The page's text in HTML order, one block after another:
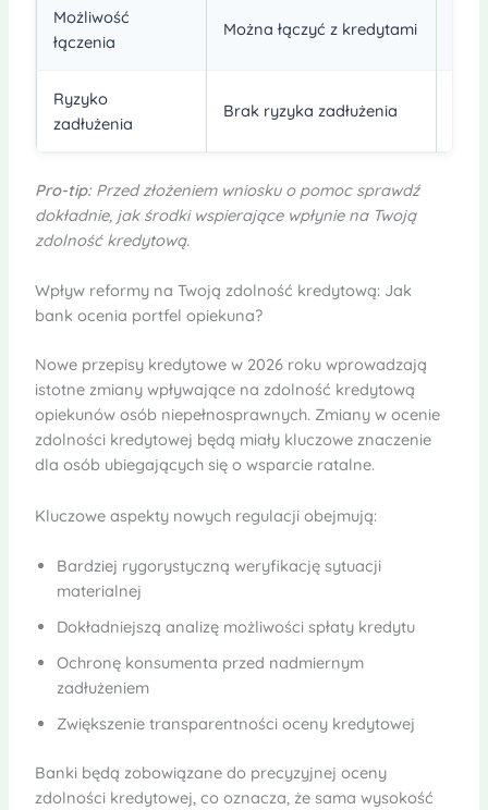
Możliwość
łączenia
Można łączyć z kredytami
Ryzyko
zadłużenia
Brak ryzyka zadłużenia
Pro-tip: Przed złożeniem wniosku o pomoc sprawdź
dokładnie, jak środki wspierające wpłynie na Twoją
zdolność kredytową.
Wpływ reformy na Twoją zdolność kredytową: Jak
bank ocenia portfel opiekuna?
Nowe przepisy kredytowe w 2026 roku wprowadzają
istotne zmiany wpływające na zdolność kredytową
opiekunów osób niepełnosprawnych. Zmiany w ocenie
zdolności kredytowej będą miały kluczowe znaczenie
dla osób ubiegających się o wsparcie ratalne.
Kluczowe aspekty nowych regulacji obejmują:
Bardziej rygorystyczną weryfikację sytuacji
materialnej
Dokładniejszą analizę możliwości spłaty kredytu
Ochronę konsumenta przed nadmiernym
zadłużeniem
Zwiększenie transparentności oceny kredytowej
Banki będą zobowiązane do precyzyjnej oceny
zdolności kredytowej, co oznacza, że sama wysokość